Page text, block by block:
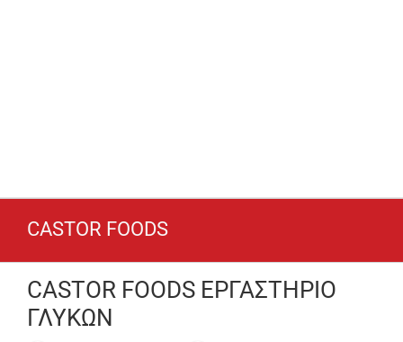
CASTOR FOODS
CASTOR FOODS ΕΡΓΑΣΤΗΡΙΟ
ΓΛΥΚΩΝ